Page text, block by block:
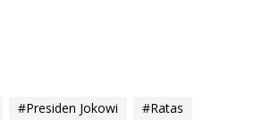
#Presiden Jokowi
#Ratas